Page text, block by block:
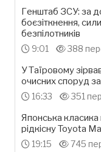
Генштаб ЗСУ: за
боєзіткнення,
безпілотників
9:01 388
У Таїровому
очисних споруд
16:33 351
Японська класика
рідкісну Toyota
19:15 745